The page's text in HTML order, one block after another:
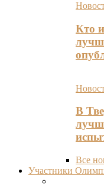
Кто
В
Все
Участники